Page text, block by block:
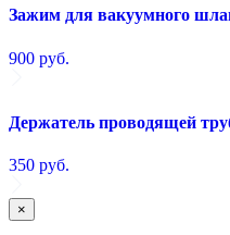
Зажим для вакуумного
900 руб.
Держатель проводящей
350 руб.
×